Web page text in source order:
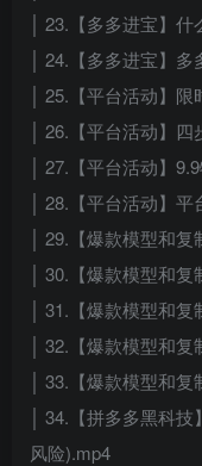
│ 23.【多多进宝】
│ 24.【多多进宝】
│ 25.【平台活动】
│ 26.【平台活动】
│ 27.【平台活动】
│ 28.【平台活动】
│ 29.【爆款模型和
│ 30.【爆款模型和
│ 31.【爆款模型和
│ 32.【爆款模型和
│ 33.【爆款模型和
│ 34.【拼多多黑科
风险).mp4